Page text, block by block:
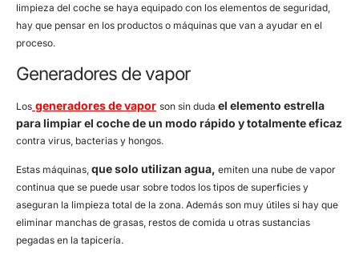
limpieza del coche se haya equipado con los elementos de seguridad,
hay que pensar en los productos o máquinas que van a ayudar en el
proceso.
Generadores de vapor
Los generadores de vapor son sin duda el elemento estrella
para limpiar el coche de un modo rápido y totalmente eficaz
contra virus, bacterias y hongos.
Estas máquinas, que solo utilizan agua, emiten una nube de vapor
continua que se puede usar sobre todos los tipos de superficies y
aseguran la limpieza total de la zona. Además son muy útiles si hay que
eliminar manchas de grasas, restos de comida u otras sustancias
pegadas en la tapicería.